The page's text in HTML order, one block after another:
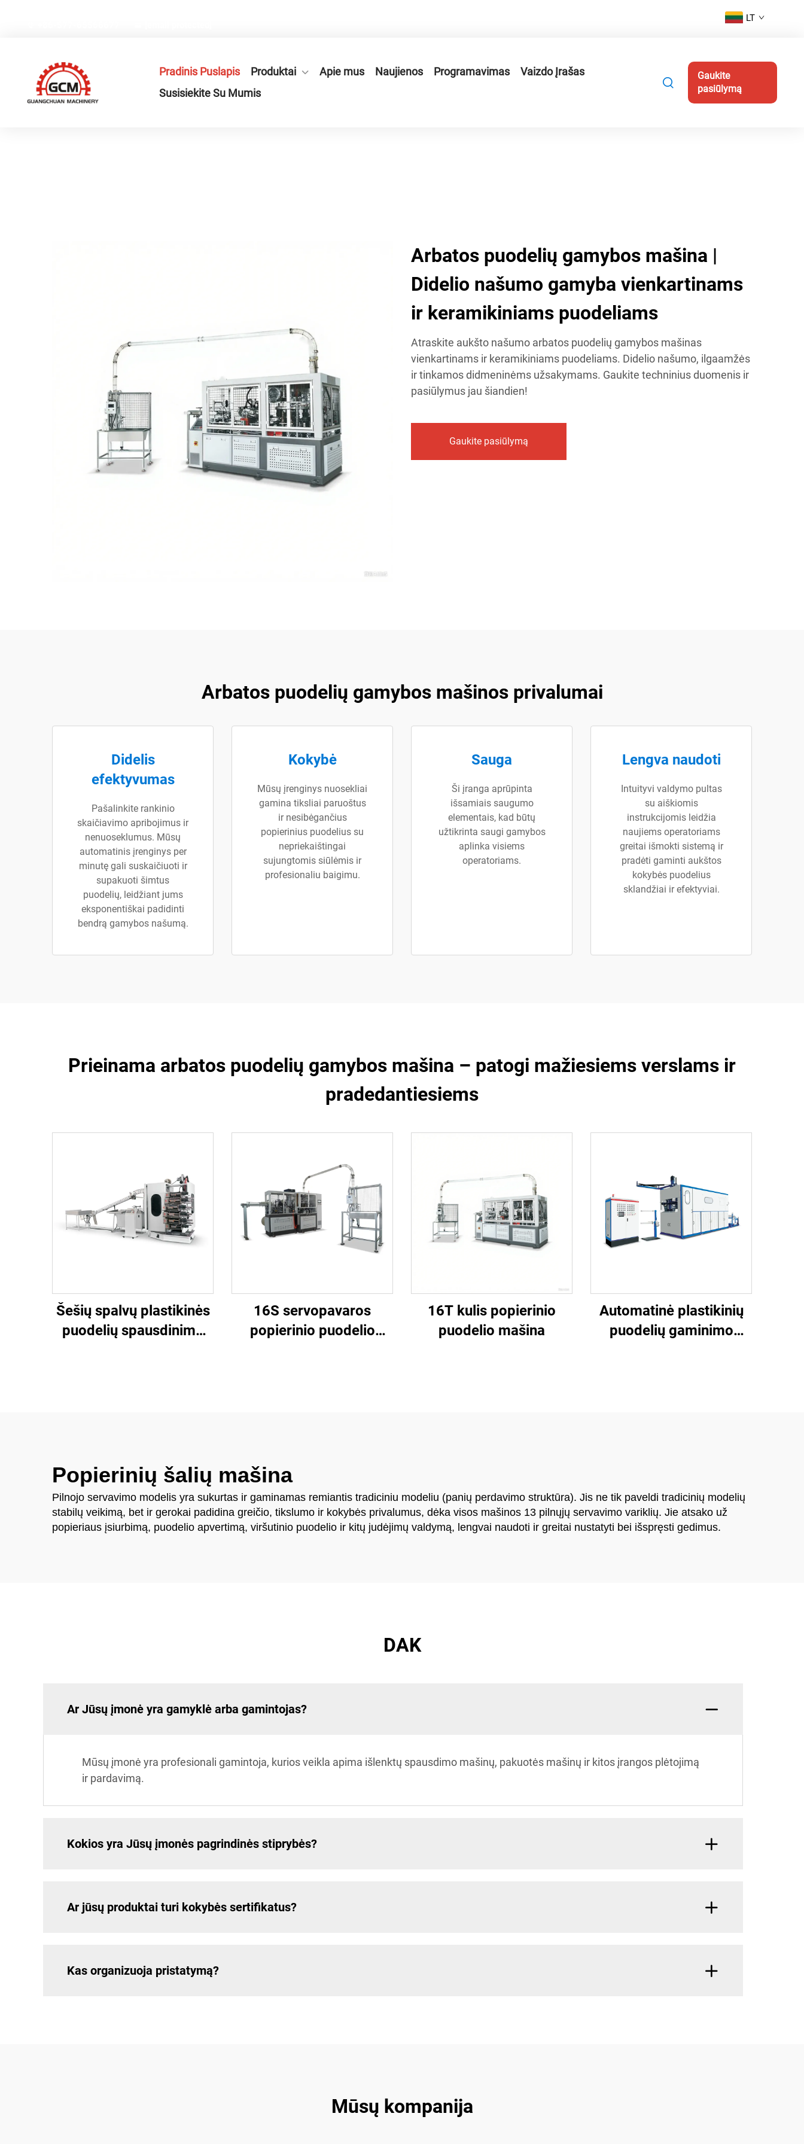
LT
Pradinis Puslapis Produktai Apie mus Naujienos Programavimas
Vaizdo Įrašas
Susisiekite Su Mumis
Gaukite
pasiūlymą
Arbatos puodelių gamybos mašina |
Didelio našumo gamyba vienkartinams
ir keramikiniams puodeliams
Atraskite aukšto našumo arbatos puodelių gamybos mašinas
vienkartinams ir keramikiniams puodeliams. Didelio našumo, ilgaamžės
ir tinkamos didmeninėms užsakymams. Gaukite techninius duomenis ir
pasiūlymus jau šiandien!
Gaukite pasiūlymą
Arbatos puodelių gamybos mašinos privalumai
Didelis
efektyvumas
Pašalinkite rankinio
skaičiavimo apribojimus ir
nenuoseklumus. Mūsų
automatinis įrenginys per
minutę gali suskaičiuoti ir
supakuoti šimtus
puodelių, leidžiant jums
eksponentiškai padidinti
bendrą gamybos našumą.
Kokybė
Mūsų įrenginys nuosekliai
gamina tiksliai paruoštus
ir nesibėgančius
popierinius puodelius su
nepriekaištingai
sujungtomis siūlėmis ir
profesionaliu baigimu.
Sauga
Ši įranga aprūpinta
išsamiais saugumo
elementais, kad būtų
užtikrinta saugi gamybos
aplinka visiems
operatoriams.
Lengva naudoti
Intuityvi valdymo pultas
su aiškiomis
instrukcijomis leidžia
naujiems operatoriams
greitai išmokti sistemą ir
pradėti gaminti aukštos
kokybės puodelius
sklandžiai ir efektyviai.
Prieinama arbatos puodelių gamybos mašina – patogi mažiesiems verslams ir
pradedantiesiems
Šešių spalvų plastikinės
puodelių spausdinimo
16S servopavaros
popierinio puodelio
16T kulis popierinio
puodelio mašina
Automatinė plastikinių
puodelių gaminimo
Popierinių šalių mašina
Pilnojo servavimo modelis yra sukurtas ir gaminamas remiantis tradiciniu modeliu (panių perdavimo struktūra). Jis ne tik paveldi tradicinių modelių
stabilų veikimą, bet ir gerokai padidina greičio, tikslumo ir kokybės privalumus, dėka visos mašinos 13 pilnųjų servavimo variklių. Jie atsako už
popieriaus įsiurbimą, puodelio apvertimą, viršutinio puodelio ir kitų judėjimų valdymą, lengvai naudoti ir greitai nustatyti bei išspręsti gedimus.
DAK
Ar Jūsų įmonė yra gamyklė arba gamintojas?
Mūsų įmonė yra profesionali gamintoja, kurios veikla apima išlenktų spausdimo mašinų, pakuotės mašinų ir kitos įrangos plėtojimą
ir pardavimą.
Kokios yra Jūsų įmonės pagrindinės stiprybės?
Ar jūsų produktai turi kokybės sertifikatus?
Kas organizuoja pristatymą?
Mūsų kompanija